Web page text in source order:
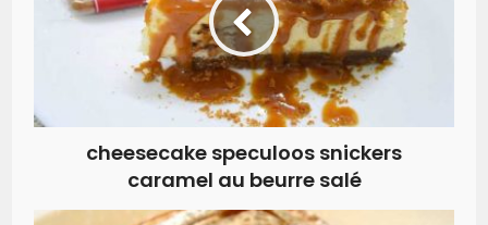
cheesecake speculoos snickers
caramel au beurre salé